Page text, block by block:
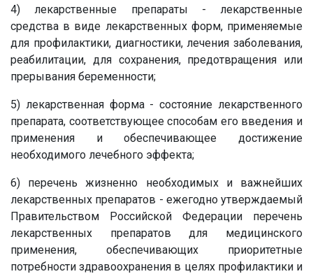
4) лекарственные препараты - лекарственные
средства в виде лекарственных форм, применяемые
для профилактики, диагностики, лечения заболевания,
реабилитации, для сохранения, предотвращения или
прерывания беременности;
5) лекарственная форма - состояние лекарственного
препарата, соответствующее способам его введения и
применения и обеспечивающее достижение
необходимого лечебного эффекта;
6) перечень жизненно необходимых и важнейших
лекарственных препаратов - ежегодно утверждаемый
Правительством Российской Федерации перечень
лекарственных препаратов для медицинского
применения, обеспечивающих приоритетные
потребности здравоохранения в целях профилактики и